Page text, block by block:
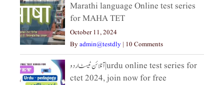
Marathi language Online test series
for MAHA TET
October 11, 2024
Byadmin@testdly | 10 Comments
آنلائن ٹیسٹ اردو|urdu online test series for
ctet 2024, join now for free